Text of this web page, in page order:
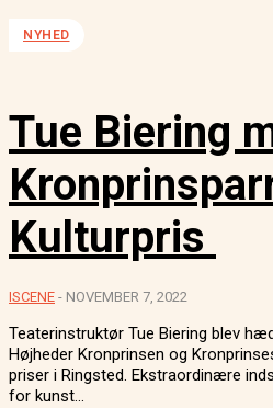
NYHED
Tue Biering
Kulturpris
ISCENE - NOVEMBER 7, 2022
Teaterinstruktør Tue Biering blev
Højheder Kronprinsen og
priser i Ringsted. Ekstraordinære indsatser og præstationer inden
for kunst...